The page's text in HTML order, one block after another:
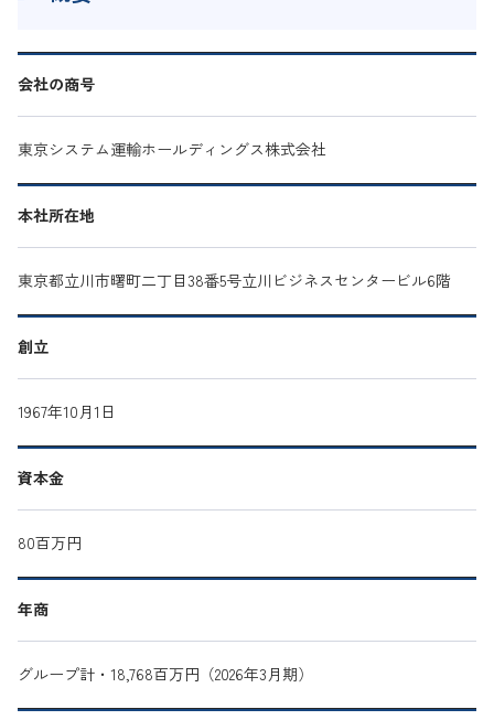
会社の商号
東京システム運輸ホールディングス株式会社
本社所在地
東京都立川市曙町二丁目38番5号立川ビジネスセンタービル6階
創立
1967年10月1日
資本金
80百万円
年商
グループ計・18,768百万円（2026年3月期）